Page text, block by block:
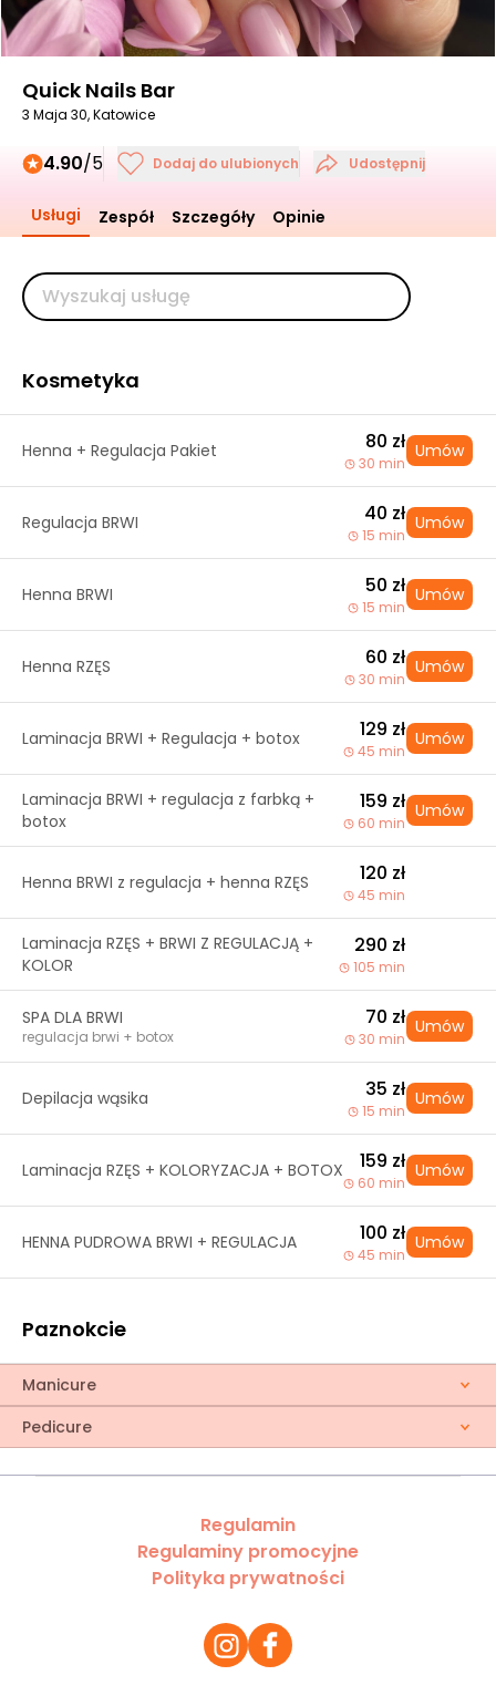
Quick Nails Bar
3 Maja 30, Katowice
4.90/5 Dodaj do ulubionych Udostępnij
Usługi Zespół Szczegóły Opinie
Kosmetyka
Henna + Regulacja Pakiet 80 zł
30 min
Umów
Regulacja BRWI 40 zł
15 min
Umów
Henna BRWI 50 zł
15 min
Umów
Henna RZĘS 60 zł
30 min
Umów
Laminacja BRWI + Regulacja + botox 129 zł
45 min
Umów
Laminacja BRWI + regulacja z farbką +
botox
159 zł
60 min
Umów
Henna BRWI z regulacja + henna RZĘS 120 zł
45 min
Laminacja RZĘS + BRWI Z REGULACJĄ +
KOLOR
290 zł
105 min
SPA DLA BRWI
regulacja brwi + botox
70 zł
30 min
Umów
Depilacja wąsika 35 zł
15 min
Umów
Laminacja RZĘS + KOLORYZACJA + BOTOX 159 zł
60 min
Umów
HENNA PUDROWA BRWI + REGULACJA 100 zł
45 min
Umów
Paznokcie
Manicure
Pedicure
Regulamin
Regulaminy promocyjne
Polityka prywatności